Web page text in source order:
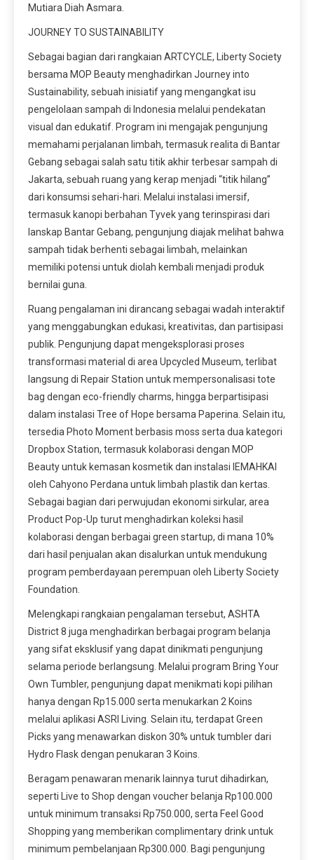
Mutiara Diah Asmara.
JOURNEY TO SUSTAINABILITY
Sebagai bagian dari rangkaian ARTCYCLE, Liberty Society
bersama MOP Beauty menghadirkan Journey into
Sustainability, sebuah inisiatif yang mengangkat isu
pengelolaan sampah di Indonesia melalui pendekatan
visual dan edukatif. Program ini mengajak pengunjung
memahami perjalanan limbah, termasuk realita di Bantar
Gebang sebagai salah satu titik akhir terbesar sampah di
Jakarta, sebuah ruang yang kerap menjadi “titik hilang”
dari konsumsi sehari-hari. Melalui instalasi imersif,
termasuk kanopi berbahan Tyvek yang terinspirasi dari
lanskap Bantar Gebang, pengunjung diajak melihat bahwa
sampah tidak berhenti sebagai limbah, melainkan
memiliki potensi untuk diolah kembali menjadi produk
bernilai guna.
Ruang pengalaman ini dirancang sebagai wadah interaktif
yang menggabungkan edukasi, kreativitas, dan partisipasi
publik. Pengunjung dapat mengeksplorasi proses
transformasi material di area Upcycled Museum, terlibat
langsung di Repair Station untuk mempersonalisasi tote
bag dengan eco-friendly charms, hingga berpartisipasi
dalam instalasi Tree of Hope bersama Paperina. Selain itu,
tersedia Photo Moment berbasis moss serta dua kategori
Dropbox Station, termasuk kolaborasi dengan MOP
Beauty untuk kemasan kosmetik dan instalasi IEMAHKAI
oleh Cahyono Perdana untuk limbah plastik dan kertas.
Sebagai bagian dari perwujudan ekonomi sirkular, area
Product Pop-Up turut menghadirkan koleksi hasil
kolaborasi dengan berbagai green startup, di mana 10%
dari hasil penjualan akan disalurkan untuk mendukung
program pemberdayaan perempuan oleh Liberty Society
Foundation.
Melengkapi rangkaian pengalaman tersebut, ASHTA
District 8 juga menghadirkan berbagai program belanja
yang sifat eksklusif yang dapat dinikmati pengunjung
selama periode berlangsung. Melalui program Bring Your
Own Tumbler, pengunjung dapat menikmati kopi pilihan
hanya dengan Rp15.000 serta menukarkan 2 Koins
melalui aplikasi ASRI Living. Selain itu, terdapat Green
Picks yang menawarkan diskon 30% untuk tumbler dari
Hydro Flask dengan penukaran 3 Koins.
Beragam penawaran menarik lainnya turut dihadirkan,
seperti Live to Shop dengan voucher belanja Rp100.000
untuk minimum transaksi Rp750.000, serta Feel Good
Shopping yang memberikan complimentary drink untuk
minimum pembelanjaan Rp300.000. Bagi pengunjung